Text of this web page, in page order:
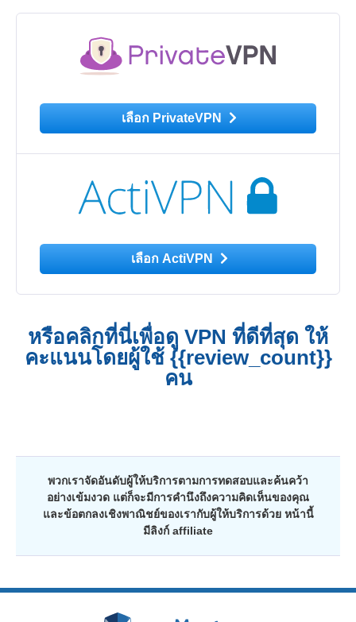
เลือก PrivateVPN
เลือก ActiVPN
หรือคลิกที่นี่เพื่อดู VPN ที่ดีที่สุด ให้
คะแนนโดยผู้ใช้ {{review_count}}
คน
พวกเราจัดอันดับผู้ให้บริการตามการทดสอบและค้นคว้า
อย่างเข้มงวด แต่ก็จะมีการคำนึงถึงความคิดเห็นของคุณ
และข้อตกลงเชิงพาณิชย์ของเรากับผู้ให้บริการด้วย หน้านี้
มีลิงก์ affiliate